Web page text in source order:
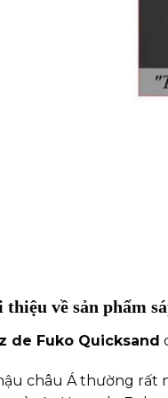
thiệu về sản phẩm
de Fuko Quicksand
châu Á thường rất